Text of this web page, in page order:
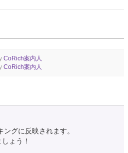
CoRich案内人
CoRich案内人
グに反映されます。
ょう！